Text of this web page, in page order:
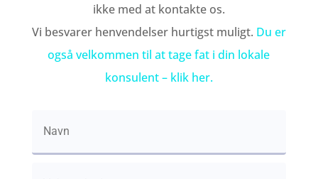
ikke med at kontakte os.
Vi besvarer henvendelser hurtigst muligt. Du er
også velkommen til at tage fat i din lokale
konsulent – klik her.